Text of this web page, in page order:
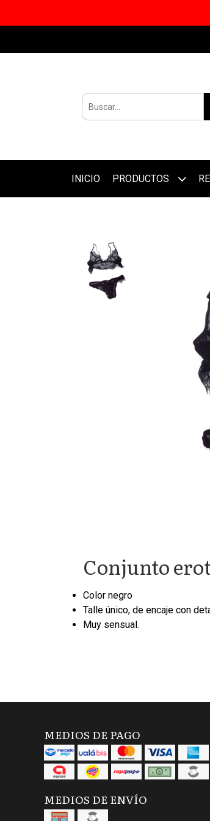
INICIO PRODUCTOS
Conjunto
Color negro
Talle único, de encaje con
Muy sensual.
MEDIOS DE PAGO
MEDIOS DE ENVÍO